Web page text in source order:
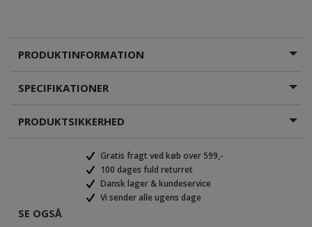
PRODUKTINFORMATION
SPECIFIKATIONER
PRODUKTSIKKERHED
Gratis fragt ved køb over 599,-
100 dages fuld returret
Dansk lager & kundeservice
Vi sender alle ugens dage
SE OGSÅ